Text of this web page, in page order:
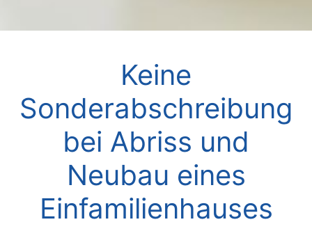
Keine
Sonderabschreibung
bei Abriss und
Neubau eines
Einfamilienhauses